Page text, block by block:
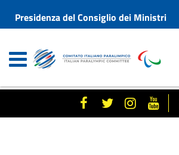
Presidenza del Consiglio dei Ministri